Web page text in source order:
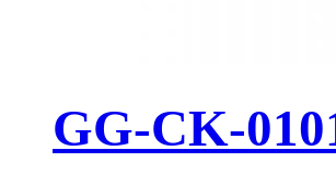
GG-CK-